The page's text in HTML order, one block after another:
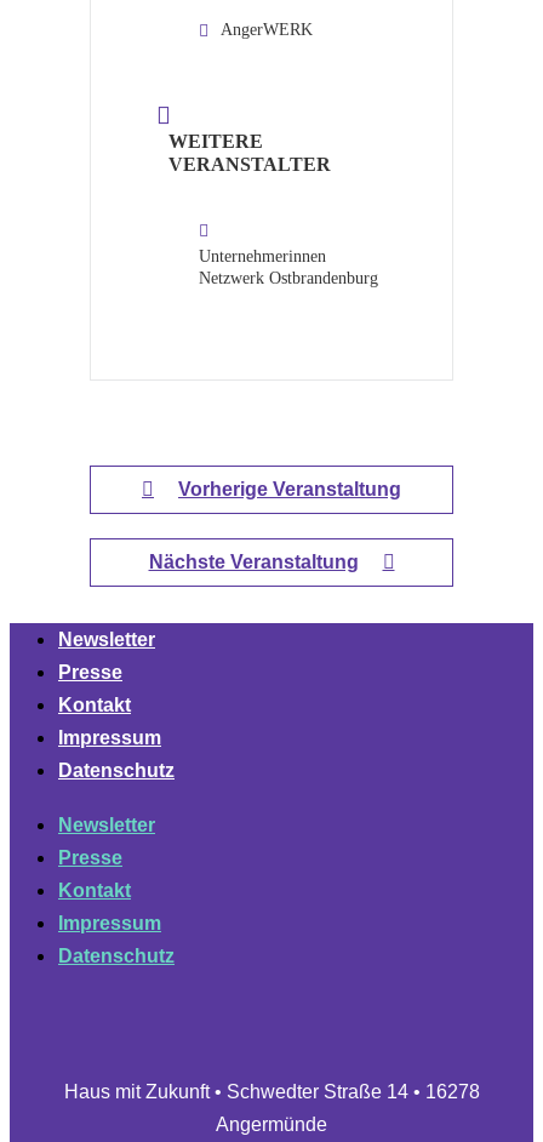
AngerWERK
WEITERE
VERANSTALTER
Unternehmerinnen
Netzwerk Ostbrandenburg
Vorherige Veranstaltung
Nächste Veranstaltung
Newsletter
Presse
Kontakt
Impressum
Datenschutz
Newsletter
Presse
Kontakt
Impressum
Datenschutz
Haus mit Zukunft • Schwedter Straße 14 • 16278
Angermünde